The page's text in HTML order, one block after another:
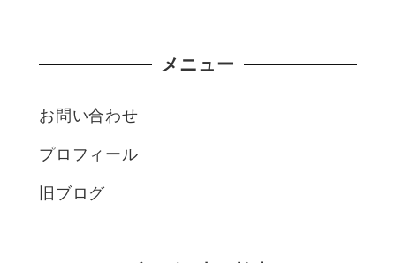
メニュー
お問い合わせ
プロフィール
旧ブログ